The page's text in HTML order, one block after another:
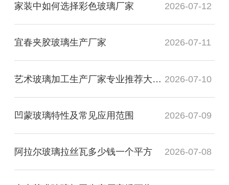
家装中如何选择彩色玻璃厂家 2026-07-12
宜春夹胶玻璃生产厂家 2026-07-11
艺术玻璃加工生产厂家专业推荐大专毕业 2026-07-10
凹蒙玻璃特性及常见应用范围 2026-07-09
阿拉尔玻璃拉丝瓦多少钱一个平方 2026-07-08